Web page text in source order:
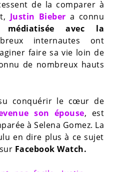
de la comparer à
Justin Bieber a connu
avec la
internautes ont
faire sa vie loin de
de nombreux hauts
conquérir le cœur de
son épouse, est
à Selena Gomez. La
en dire plus à ce sujet
Facebook Watch.